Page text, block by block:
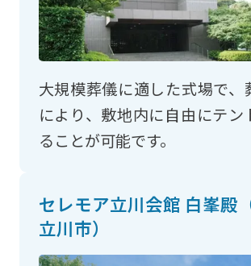
大規模葬儀に適した式場で、
により、敷地内に自由にテン
ることが可能です。
セレモア立川会館 白峯殿
立川市）